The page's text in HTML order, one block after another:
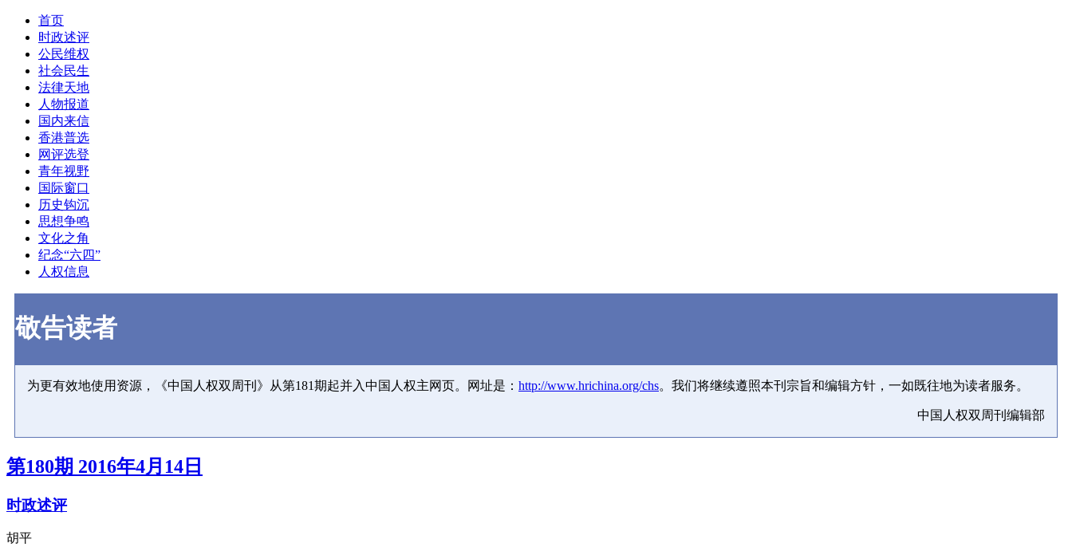
首页
时政述评
公民维权
社会民生
法律天地
人物报道
国内来信
香港普选
网评选登
青年视野
国际窗口
历史钩沉
思想争鸣
文化之角
纪念“六四”
人权信息
敬告读者
为更有效地使用资源，《中国人权双周刊》从第181期起并入中国人权主网页。网址是： http://www.hrichina.org/chs。我们将继续遵照本刊宗旨和编辑方针，一如既往地为读者服务。
中国人权双周刊编辑部
第180期 2016年4月14日
时政述评
胡平